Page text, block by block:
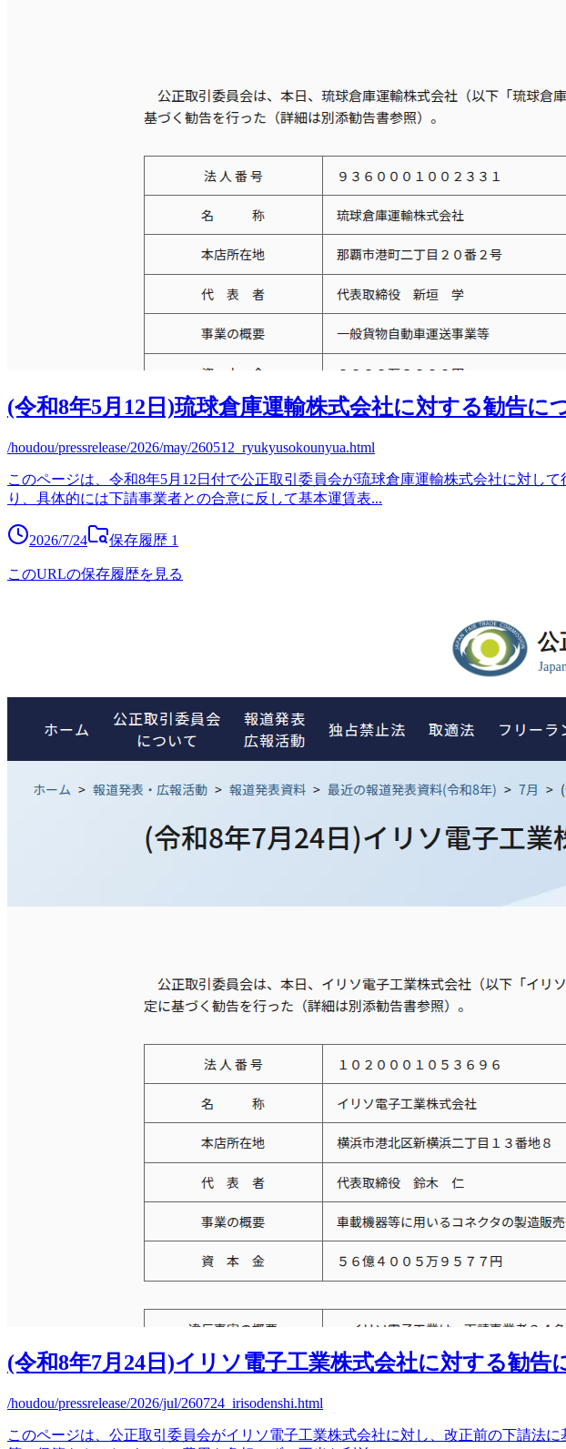
(令和8年5月12日)琉球倉庫運輸株式会社に対する勧告に
/houdou/pressrelease/2026/may/260512_ryukyusokounyua.html
このページは、令和8年5月12日付で公正取引委員会が琉球倉庫運輸株式会社に対し
り、具体的には下請事業者との合意に反して基本運賃表...
2026/7/24 保存履歴 1
このURLの保存履歴を見る
(令和8年7月24日)イリソ電子工業株式会社に対する勧告
/houdou/pressrelease/2026/jul/260724_irisodenshi.html
このページは、公正取引委員会がイリソ電子工業株式会社に対し、改正前の下請法